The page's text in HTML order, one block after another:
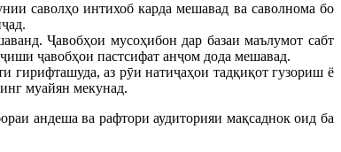
саволҳо интихоб карда мешавад ва саволнома бо
Ҷавобҳои мусоҳибон дар базаи маълумот сабт
ҷавобҳои пастсифат анҷом дода мешавад.
гирифташуда, аз рӯи натиҷаҳои тадқиқот гузориш ё
муайян мекунад.
андеша ва рафтори аудиторияи мақсаднок оид ба